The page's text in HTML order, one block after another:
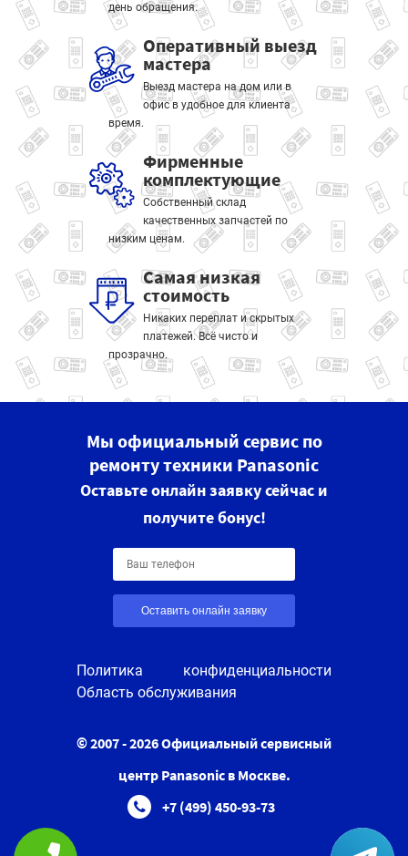
день обращения.
Оперативный выезд
мастера
Выезд мастера на дом или в
офис в удобное для клиента
время.
Фирменные
комплектующие
Собственный склад
качественных запчастей по
низким ценам.
Самая низкая
стоимость
Никаких переплат и скрытых
платежей. Всё чисто и
прозрачно.
Мы официальный сервис по
ремонту техники Panasonic
Оставьте онлайн заявку сейчас и
получите бонус!
Оставить онлайн заявку
Политика конфиденциальности
Область обслуживания
© 2007 - 2026 Официальный сервисный
центр Panasonic в Москве.
+7 (499) 450-93-73